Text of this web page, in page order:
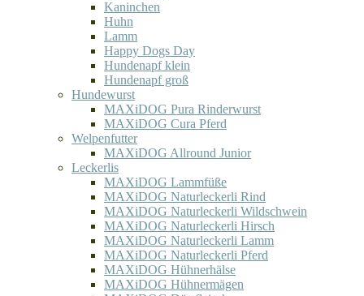
Kaninchen
Huhn
Lamm
Happy Dogs Day
Hundenapf klein
Hundenapf groß
Hundewurst
MAXiDOG Pura Rinderwurst
MAXiDOG Cura Pferd
Welpenfutter
MAXiDOG Allround Junior
Leckerlis
MAXiDOG Lammfüße
MAXiDOG Naturleckerli Rind
MAXiDOG Naturleckerli Wildschwein
MAXiDOG Naturleckerli Hirsch
MAXiDOG Naturleckerli Lamm
MAXiDOG Naturleckerli Pferd
MAXiDOG Hühnerhälse
MAXiDOG Hühnermägen